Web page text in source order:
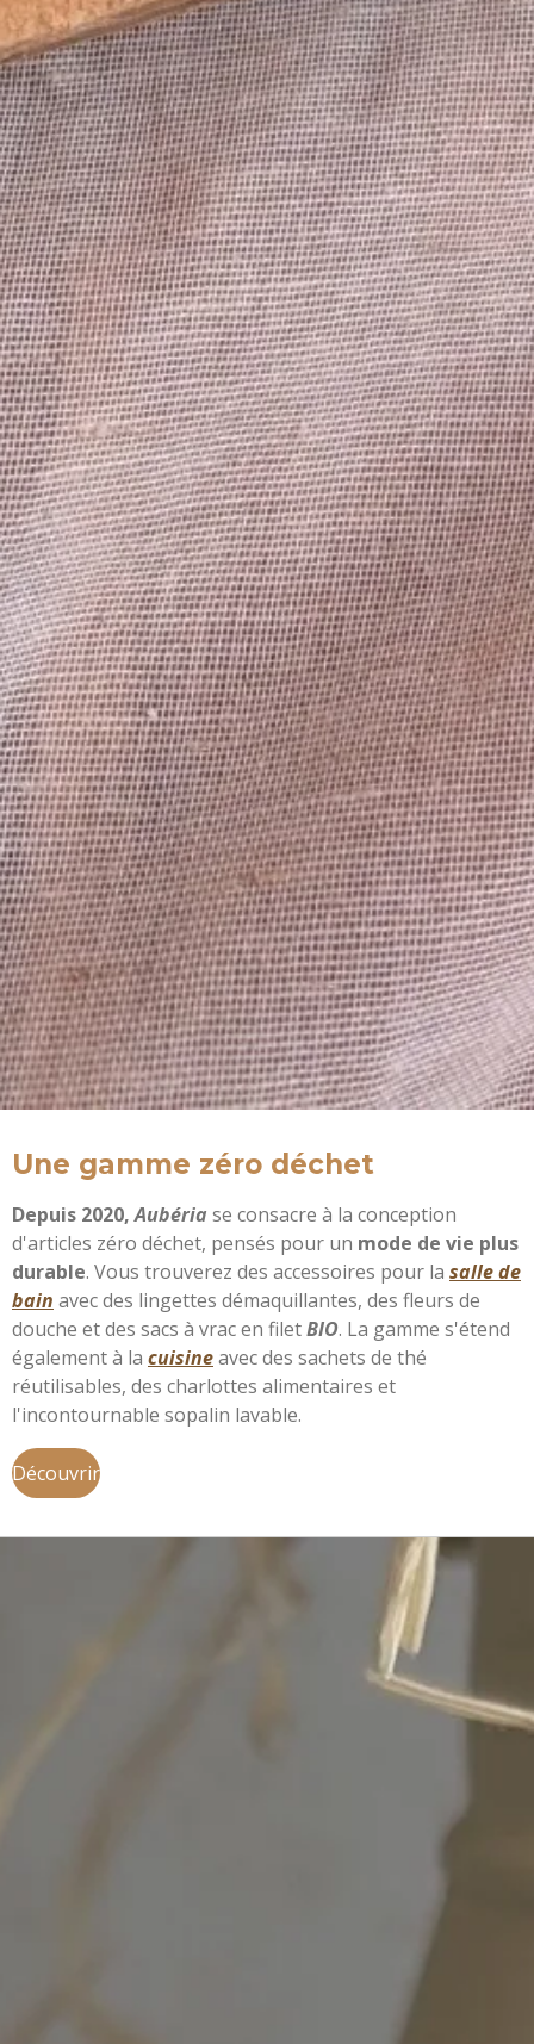
Une gamme zéro déchet
Depuis 2020, Aubéria se consacre à la conception
d'articles zéro déchet, pensés pour un mode de vie plus
durable. Vous trouverez des accessoires pour la salle de
bain avec des lingettes démaquillantes, des fleurs de
douche et des sacs à vrac en filetBIO. La gamme s'étend
également à la cuisineavec des sachets de thé
réutilisables, des charlottes alimentaires et
l'incontournable sopalin lavable.
Découvrir